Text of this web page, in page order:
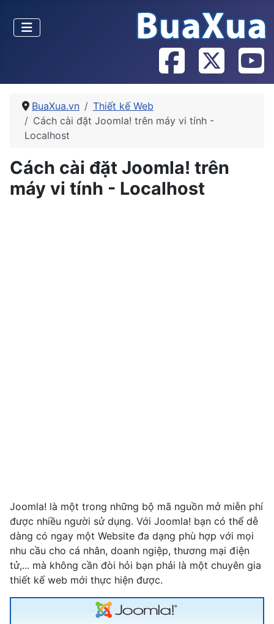
BuaXua.vn
Thiết kế Web
Cách cài đặt Joomla! trên máy vi tính -
Localhost
Cách cài đặt Joomla! trên
máy vi tính - Localhost
Joomla! là một trong những bộ mã nguồn mở miễn phí
được nhiều người sử dụng. Với Joomla! bạn có thể dễ
dàng có ngay một Website đa dạng phù hợp với mọi
nhu cầu cho cá nhân, doanh ngiệp, thương mại điện
tử,... mà không cần đòi hỏi bạn phải là một chuyên gia
thiết kế web mới thực hiện được.